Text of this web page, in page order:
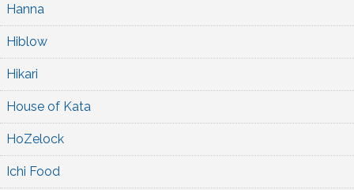
Hanna
Hiblow
Hikari
House of Kata
HoZelock
Ichi Food